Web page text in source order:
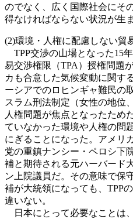
のでなく、広く国際社会にそ
得なければならない状況が生
(2)環境・人権に配慮しない貿
TPP交渉の山場となった15
易交渉権限（TPA）授権問題
カも合意した気候変動に関す
ーシアでのロヒンギャ難民の
スラム刑法制定（女性の地位
人権問題が焦点となったため
ていなかった環境や人権の問
にぎることになった。アメリ
党の重鎮ナンシー・ペロシ下
補と期待される元ハーバード
ン上院議員だ。その意味で保
補が大統領になっても、TPP
違いない。
日本にとって必要なことは